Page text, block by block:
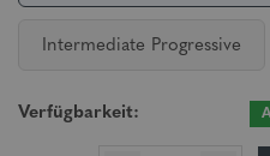
Intermediate Progressive
Verfügbarkeit: